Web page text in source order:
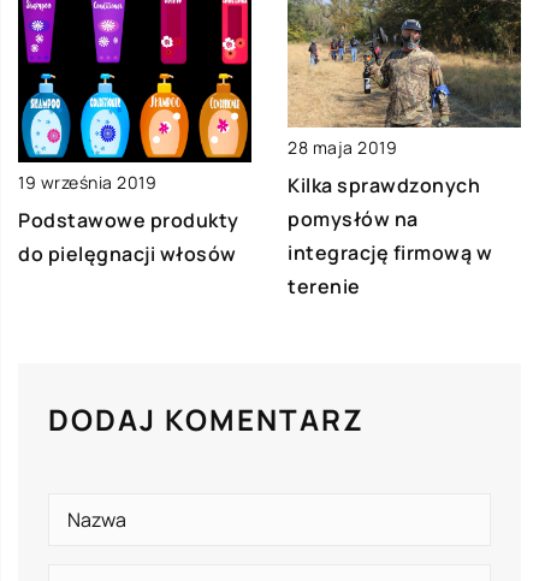
19 września 2019
Podstawowe produkty
do pielęgnacji włosów
28 maja 2019
Kilka sprawdzonych
pomysłów na
integrację firmową w
terenie
DODAJ KOMENTARZ